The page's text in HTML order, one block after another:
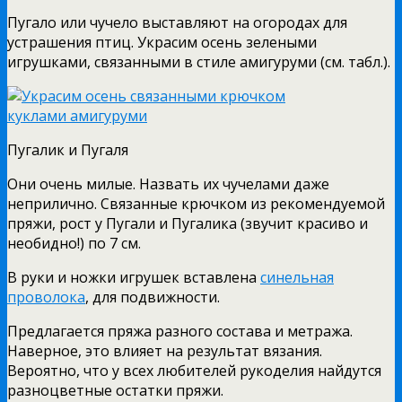
Пугало или чучело выставляют на огородах для
устрашения птиц. Украсим осень зелеными
игрушками, связанными в стиле амигуруми (см. табл.).
Пугалик и Пугаля
Они очень милые. Назвать их чучелами даже
неприлично. Связанные крючком из рекомендуемой
пряжи, рост у Пугали и Пугалика (звучит красиво и
необидно!) по 7 см.
В руки и ножки игрушек вставлена синельная
проволока, для подвижности.
Предлагается пряжа разного состава и метража.
Наверное, это влияет на результат вязания.
Вероятно, что у всех любителей рукоделия найдутся
разноцветные остатки пряжи.